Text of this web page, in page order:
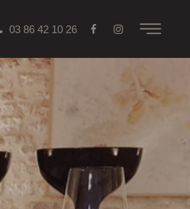
03 86 42 10 26